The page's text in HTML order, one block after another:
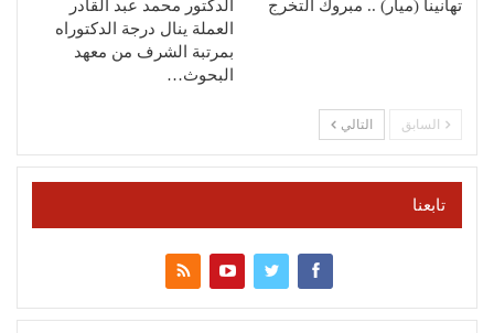
تهانينا (ميار) .. مبروك التخرج
الدكتور محمد عبد القادر
العملة ينال درجة الدكتوراه
بمرتبة الشرف من معهد
البحوث…
السابق التالي
تابعنا